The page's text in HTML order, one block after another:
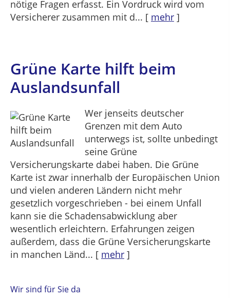
nötige Fragen erfasst. Ein Vordruck wird vom
Versicherer zusammen mit d... [ mehr ]
Grüne Karte hilft beim
Auslandsunfall
Wer jenseits deutscher
Grenzen mit dem Auto
unterwegs ist, sollte unbedingt
seine Grüne
Versicherungskarte dabei haben. Die Grüne
Karte ist zwar innerhalb der Europäischen Union
und vielen anderen Ländern nicht mehr
gesetzlich vorgeschrieben - bei einem Unfall
kann sie die Schadensabwicklung aber
wesentlich erleichtern. Erfahrungen zeigen
außerdem, dass die Grüne Versicherungskarte
in manchen Länd... [ mehr ]
Wir sind für Sie da